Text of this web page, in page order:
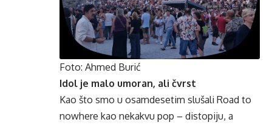
Foto: Ahmed Burić
Idol je malo umoran, ali čvrst
Kao što smo u osamdesetim slušali Road to
nowhere kao nekakvu pop – distopiju, a